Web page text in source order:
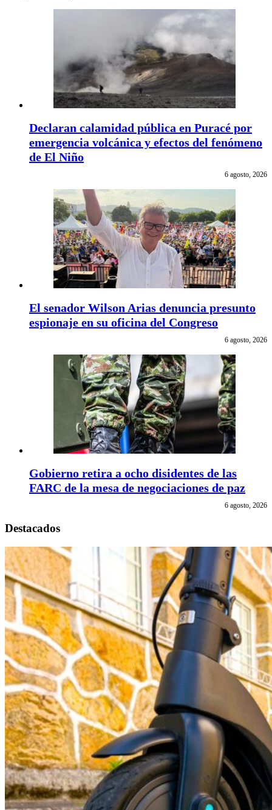
Declaran calamidad pública en Puracé por
emergencia volcánica y efectos del fenómeno
de El Niño
6 agosto, 2026
El senador Wilson Arias denuncia presunto
espionaje en su oficina del Congreso
6 agosto, 2026
Gobierno retira a ocho disidentes de las
FARC de la mesa de negociaciones de paz
6 agosto, 2026
Destacados